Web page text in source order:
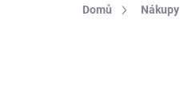
Domů Nákupy